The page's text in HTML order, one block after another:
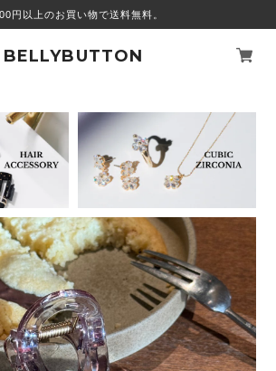
円以上のお買い物で送料無料。
BELLYBUTTON